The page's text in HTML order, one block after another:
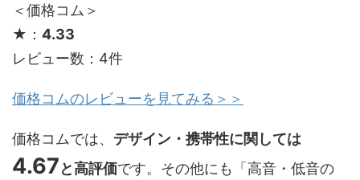
＜価格コム＞
★： 4.33
レビュー数：4件
価格コムのレビュ ーを見てみる＞＞
価格コムでは、 デザイン・携帯性に関しては
4.67と高評価です。その他にも「高音・低音の